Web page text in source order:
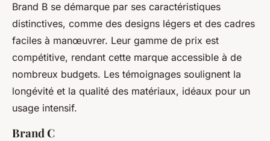
Brand B se démarque par ses caractéristiques
distinctives, comme des designs légers et des cadres
faciles à manœuvrer. Leur gamme de prix est
compétitive, rendant cette marque accessible à de
nombreux budgets. Les témoignages soulignent la
longévité et la qualité des matériaux, idéaux pour un
usage intensif.
Brand C